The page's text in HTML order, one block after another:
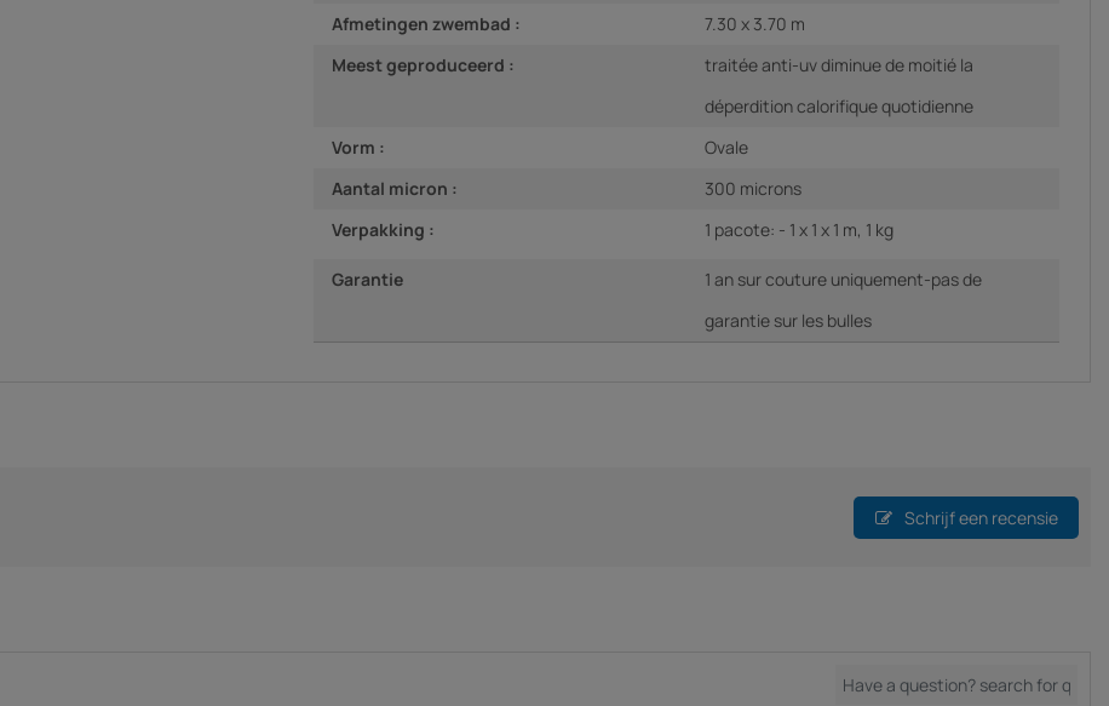
Afmetingen zwembad :
7.30 x 3.70 m
Meest geproduceerd :
traitée anti-uv diminue de moitié la
déperdition calorifique quotidienne
Vorm :
Ovale
Aantal micron :
300 microns
Verpakking :
1 pacote: - 1 x 1 x 1 m, 1 kg
Garantie
1 an sur couture uniquement-pas de
garantie sur les bulles
Schrijf een recensie